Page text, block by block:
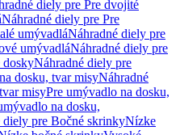
diely pre Pre dvojité
Náhradné diely pre Pre
umývadláNáhradné diely pre
umývadláNáhradné diely pre
doskyNáhradné diely pre
dosku, tvar misyNáhradné
misyPre umývadlo na dosku,
na dosku,
diely pre Bočné skrinkyNízke